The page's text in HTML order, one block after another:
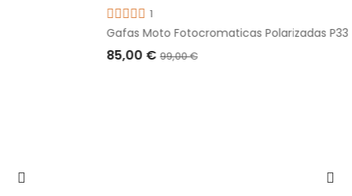
Gafas Moto Fotocromaticas Polarizadas P333FTA
99,00 €